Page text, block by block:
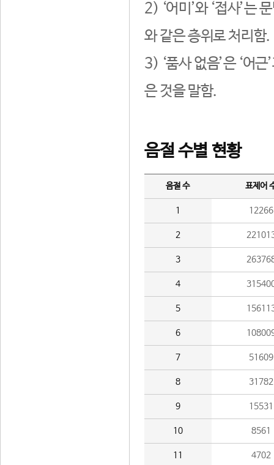
2) ‘어미’와 ‘접사’는
와 같은 층위로 처리함.
3) ‘품사 없음’은 ‘어
은 것을 말함.
음절 수별 현황
음절 수 표제어
1 12266
2
3
4
5
6
7 51609
8 31782
9 15531
10 8561
11 4702